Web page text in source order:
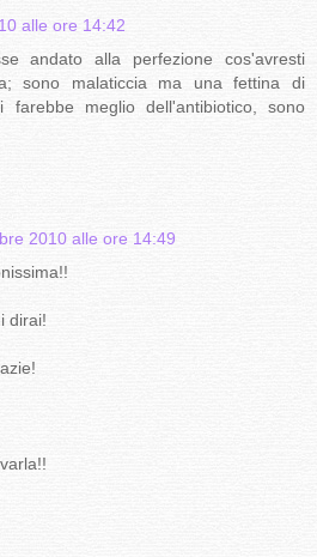
alle ore 14:42
andato alla perfezione cos'avresti
sono malaticcia ma una fettina di
farebbe meglio dell'antibiotico, sono
2010 alle ore 14:49
dirai!